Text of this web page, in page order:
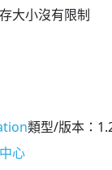
大小沒有限制
類型/版本 ：
心